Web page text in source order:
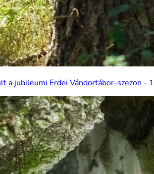
a jubileumi Erdei Vándortábor-szezon -